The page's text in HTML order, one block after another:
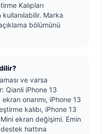
Kalıpları
Marka
bölümünü
ve varsa
Qianli iPhone 13
onarımı, iPhone 13
kalıbı, iPhone 13
ekran değişimi. Emin
hattına